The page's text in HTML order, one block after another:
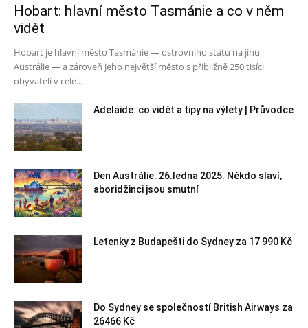
Hobart: hlavní město Tasmánie a co v něm
vidět
Hobart je hlavní město Tasmánie — ostrovního státu na jihu
Austrálie — a zároveň jeho největší město s přibližně 250 tisíci
obyvateli v celé...
Adelaide: co vidět a tipy na výlety | Průvodce
Den Austrálie: 26.ledna 2025. Někdo slaví,
aboridžinci jsou smutní
Letenky z Budapešti do Sydney za 17 990 Kč
Do Sydney se společností British Airways za
26466 Kč